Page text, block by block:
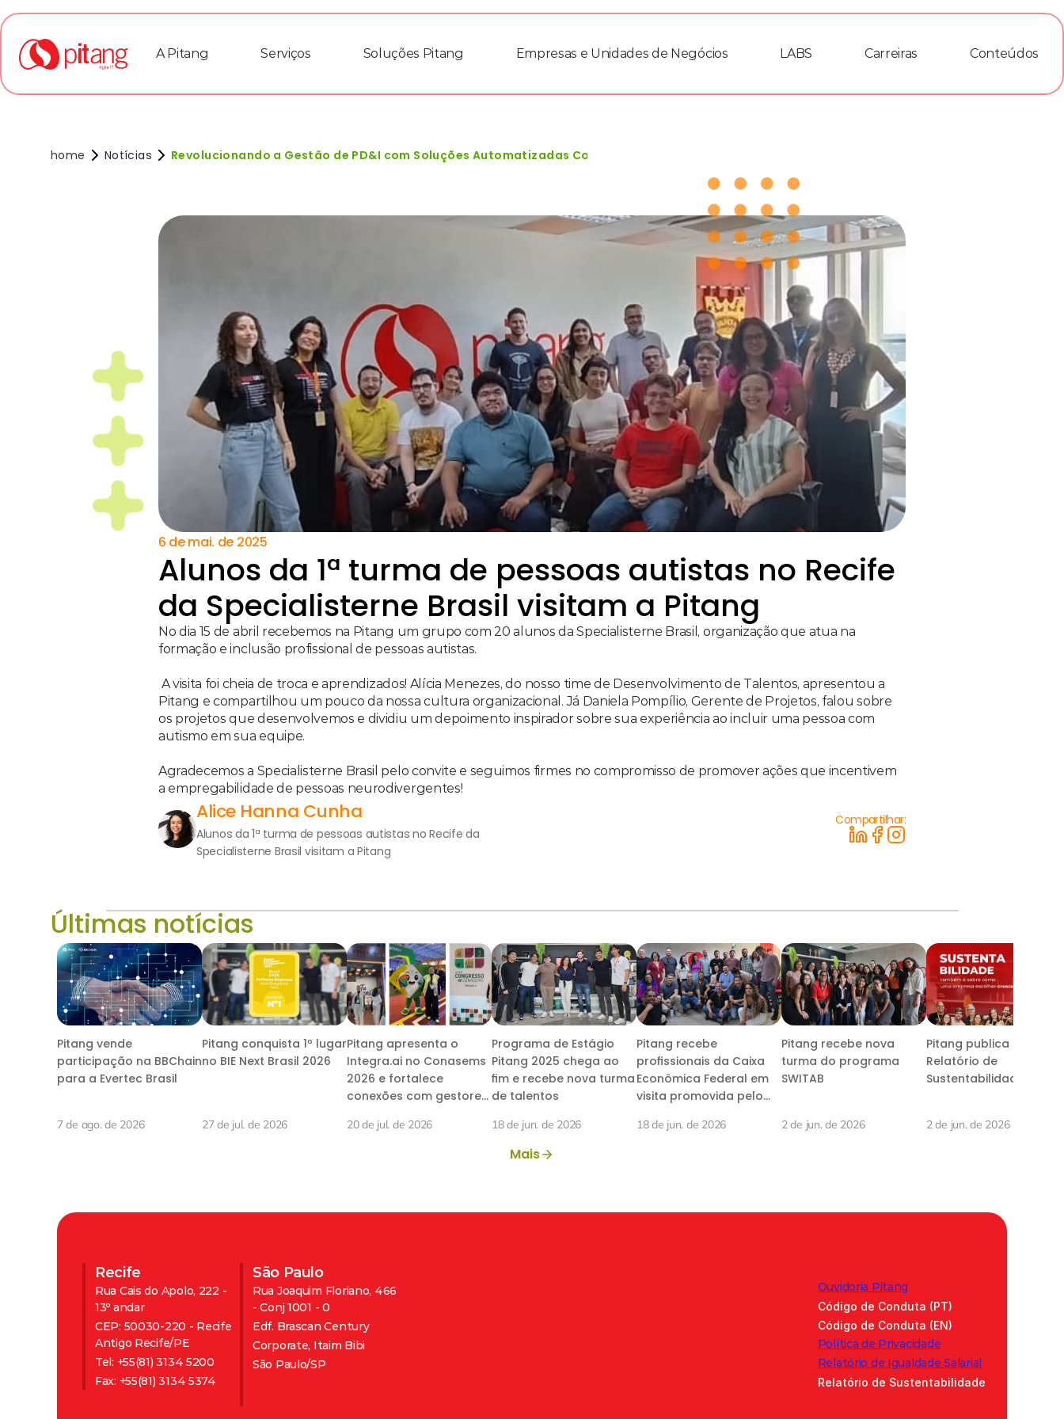
A Pitang Serviços Soluções Pitang Empresas e Unidades de Negócios LABS Carreiras Conteúdos
home Notícias Revolucionando a Gestão de PD&I com Soluções Automatizadas Copy
6 de mai. de 2025
Alunos da 1ª turma de pessoas autistas no Recife
da Specialisterne Brasil visitam a Pitang
No dia 15 de abril recebemos na Pitang um grupo com 20 alunos da Specialisterne Brasil, organização que atua na
formação e inclusão profissional de pessoas autistas.
Pitang e compartilhou um pouco da nossa cultura organizacional. Já Daniela Pompílio, Gerente de Projetos, falou sobre
os projetos que desenvolvemos e dividiu um depoimento inspirador sobre sua experiência ao incluir uma pessoa com
autismo em sua equipe.
Agradecemos a Specialisterne Brasil pelo convite e seguimos firmes no compromisso de promover ações que incentivem
a empregabilidade de pessoas neurodivergentes!
Alice Hanna Cunha
Alunos da 1ª turma de pessoas autistas no Recife da
Specialisterne Brasil visitam a Pitang
Compartilhar:
Últimas notícias
Pitang vende
participação na BBChain
para a Evertec Brasil
7 de ago. de 2026
Pitang conquista 1º lugar
no BIE Next Brasil 2026
27 de jul. de 2026
Pitang apresenta o
Integra.ai no Conasems
2026 e fortalece
conexões com gestores
20 de jul. de 2026
Programa de Estágio
Pitang 2025 chega ao
fim e recebe nova turma
de talentos
18 de jun. de 2026
Pitang recebe
profissionais da Caixa
Econômica Federal em
visita promovida pelo
18 de jun. de 2026
Pitang recebe nova
turma do programa
SWITAB
2 de jun. de 2026
Pitang publica seu
Relatório de
Sustentabilidade
2 de jun. de 2026
Mais
Recife
Rua Cais do Apolo, 222 -
13º andar
CEP: 50030-220 - Recife
Antigo Recife/PE
Tel: +55(81) 3134 5200
Fax: +55(81) 3134 5374
São Paulo
Rua Joaquim Floriano, 466
- Conj 1001 - 0
Edf. Brascan Century
Corporate, Itaim Bibi
São Paulo/SP
Ouvidoria Pitang
Código de Conduta (PT)
Código de Conduta (EN)
Política de Privacidade
Relatório de Igualdade Salarial
Relatório de Sustentabilidade